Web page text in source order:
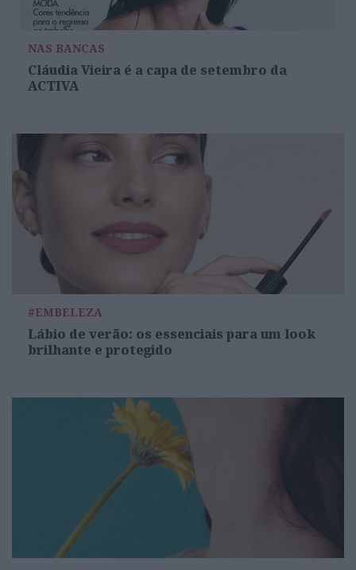
NAS BANCAS
Cláudia Vieira é a capa de setembro da
ACTIVA
#EMBELEZA
Lábio de verão: os essenciais para um look
brilhante e protegido